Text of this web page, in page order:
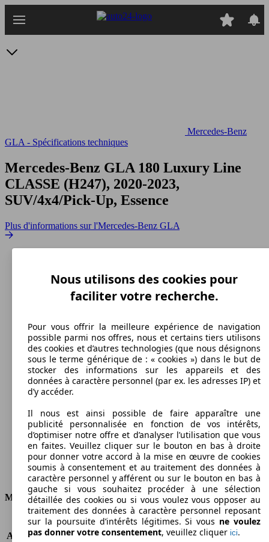
au
Mercedes-Benz
GLA - Spécifications techniques
Mercedes-Benz GLA 180 Luxury Line
CLASSE (H247), 2020-2023,
SUV/4x4/Pick-Up, Essence
Plus d'informations sur l'Mercedes-Benz GLA
200 km/h
Vitesse maximale
Essence
Carburant
Moteur et Puissance
KW (CH)
100 kW (136 PS)
Accélération (0-100 km/h) 9.6s
Nous utilisons des cookies pour
faciliter votre recherche.
Pour vous offrir la meilleure expérience de navigation
possible parmi nos offres, nous et certains tiers utilisons
des cookies et d’autres technologies (que nous désignons
sous le terme générique de : « cookies ») dans le but de
stocker des informations sur les appareils et des
données à caractère personnel (par ex. les adresses IP) et
d’y accéder.
Il nous est ainsi possible de faire apparaître une
publicité personnalisée en fonction de vos intérêts,
d’optimiser notre offre et d’analyser l’utilisation que vous
en faites. Veuillez cliquer sur le bouton en bas à droite
pour donner votre accord à la mise en œuvre de cookies
soumis à consentement et au traitement des données à
caractère personnel y afférent ou sur le bouton en bas à
gauche si vous souhaitez procéder à une sélection
détaillée des cookies ou si vous voulez vous opposer au
traitement des données à caractère personnel reposant
sur la poursuite d’intérêts légitimes. Si vous ne voulez
pas donner votre consentement, veuillez cliquer ici.